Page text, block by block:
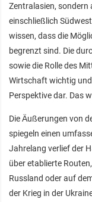
Zentralasien, sondern
einschließlich
wissen, dass die
begrenzt sind. Die
sowie die Rolle des
Wirtschaft wichtig
Perspektive dar. Das
Die Äußerungen von
spiegeln einen
Jahrelang verlief der
über etablierte
Russland oder auf
der Krieg in der